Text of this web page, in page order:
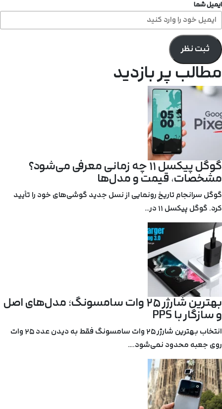
ایمیل شما
ثبت نظر
مطالب پر بازدید
گوگل پیکسل ۱۱ چه زمانی معرفی می‌شود؟
مشخصات، قیمت و مدل‌ها
گوگل سرانجام تاریخ رونمایی از نسل جدید گوشی‌های خود را تأیید
کرد. گوگل پیکسل ۱۱ در…
بهترین شارژر ۲۵ وات سامسونگ؛ مدل‌های اصل
و سازگار با PPS
انتخاب بهترین شارژر ۲۵ وات سامسونگ فقط به دیدن عدد ۲۵ وات
روی جعبه محدود نمی‌شود.…